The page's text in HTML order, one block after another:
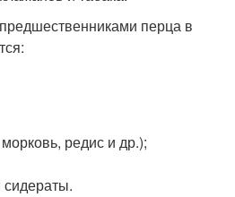
перца в
редис и др.);
сидераты.